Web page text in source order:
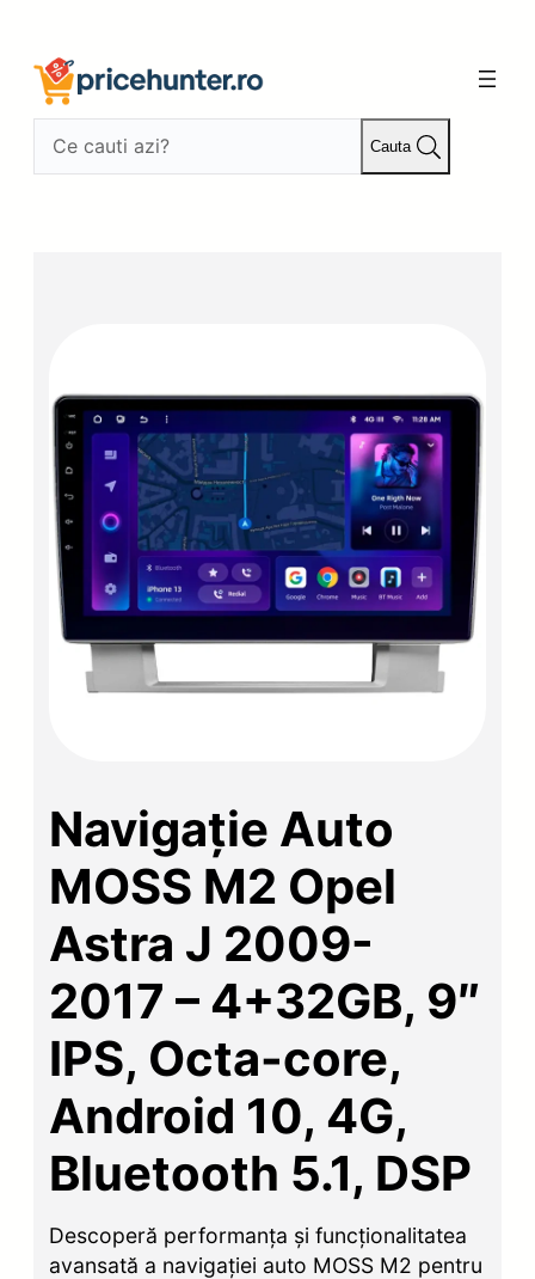
conținut
Cauta
Navigație Auto
MOSS M2 Opel
Astra J 2009-
2017 – 4+32GB, 9″
IPS, Octa-core,
Android 10, 4G,
Bluetooth 5.1, DSP
Descoperă performanța și funcționalitatea
avansată a navigației auto MOSS M2 pentru